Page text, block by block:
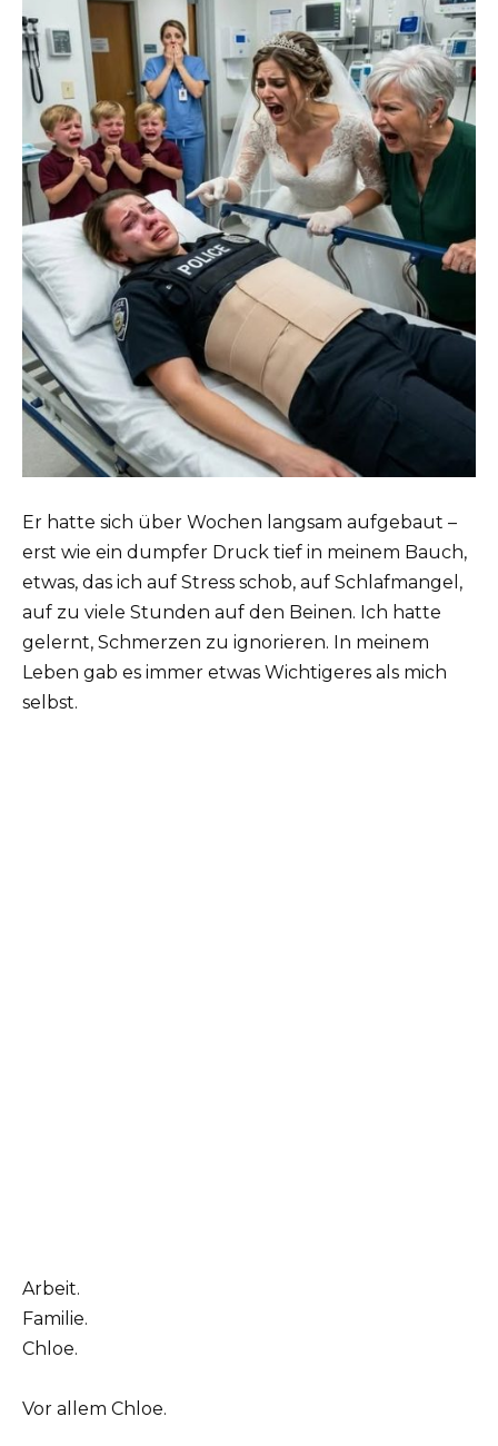
Er hatte sich über Wochen langsam aufgebaut –
erst wie ein dumpfer Druck tief in meinem Bauch,
etwas, das ich auf Stress schob, auf Schlafmangel,
auf zu viele Stunden auf den Beinen. Ich hatte
gelernt, Schmerzen zu ignorieren. In meinem
Leben gab es immer etwas Wichtigeres als mich
selbst.
Arbeit.
Familie.
Chloe.
Vor allem Chloe.